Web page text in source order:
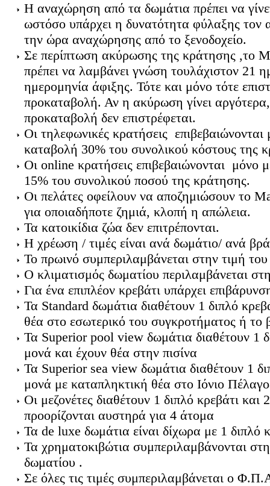
Η αναχώρηση από τα δωμάτια πρέπει να
ωστόσο υπάρχει η δυνατότητα φύλαξης τον
την ώρα αναχώρησης από το ξενοδοχείο.
Σε περίπτωση ακύρωσης της κράτησης ,το
πρέπει να λαμβάνει γνώση τουλάχιστον 21
ημερομηνία άφιξης. Τότε και μόνο τότε
προκαταβολή. Αν η ακύρωση γίνει
προκαταβολή δεν επιστρέφεται.
Οι τηλεφωνικές κρατήσεις
καταβολή 30% του συνολικού κόστους της
Οι online κρατήσεις επιβεβαιώνονται μόνο
15% του συνολικού ποσού της κράτησης.
Οι πελάτες οφείλουν να αποζημιώσουν το
για οποιαδήποτε ζημιά, κλοπή η απώλεια.
Τα κατοικίδια ζώα δεν επιτρέπονται.
Η χρέωση / τιμές είναι ανά δωμάτιο/ ανά
Το πρωινό συμπεριλαμβάνεται στην τιμή
Ο κλιματισμός δωματίου περιλαμβάνεται
Για ένα επιπλέον κρεβάτι υπάρχει
Τα Standard δωμάτια διαθέτουν 1 διπλό
θέα στο εσωτερικό του συγκροτήματος ή το
Τα Superior pool view δωμάτια διαθέτουν 1
μονά και έχουν θέα στην πισίνα
Τα Superior sea view δωμάτια διαθέτουν 1
μονά με καταπληκτική θέα στο Ιόνιο
Οι μεζονέτες διαθέτουν 1 διπλό κρεβάτι και
προορίζονται αυστηρά για 4 άτομα
Τα de luxe δωμάτια είναι δίχωρα με 1 διπλό
Τα χρηματοκιβώτια συμπεριλαμβάνονται
δωματίου .
Σε όλες τις τιμές συμπεριλαμβάνεται ο